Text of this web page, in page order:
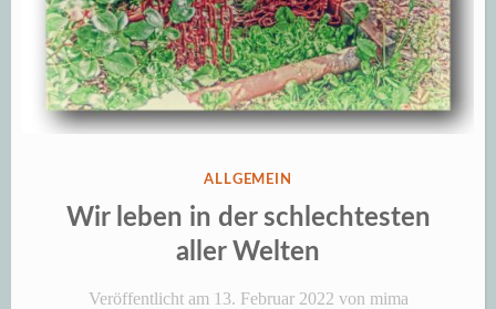
VERÖFFENTLICHT
ALLGEMEIN
Wir leben in der schlechtesten
aller Welten
Veröffentlicht am 13. Februar 2022 von mima